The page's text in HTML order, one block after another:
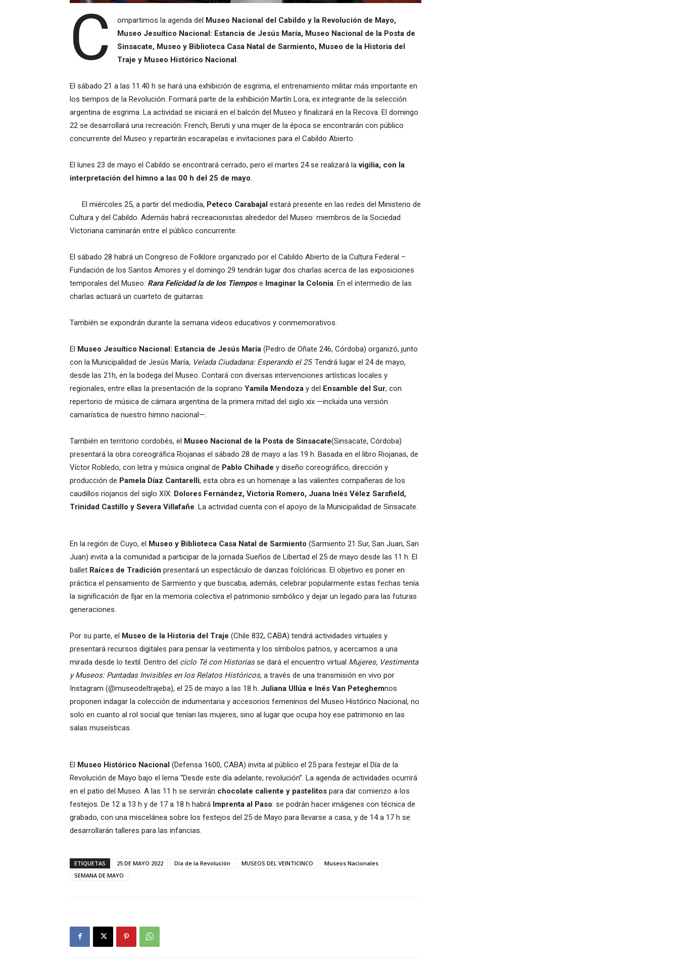
C ompartimos la agenda del Museo Nacional del Cabildo y la Revolución de Mayo,
Museo Jesuítico Nacional: Estancia de Jesús María, Museo Nacional de la Posta de
Sinsacate, Museo y Biblioteca Casa Natal de Sarmiento, Museo de la Historia del
Traje y Museo Histórico Nacional.
El sábado 21 a las 11.40 h se hará una exhibición de esgrima, el entrenamiento militar más importante en
los tiempos de la Revolución. Formará parte de la exhibición Martín Lora, ex integrante de la selección
argentina de esgrima. La actividad se iniciará en el balcón del Museo y finalizará en la Recova. El domingo
22 se desarrollará una recreación: French, Beruti y una mujer de la época se encontrarán con público
concurrente del Museo y repartirán escarapelas e invitaciones para el Cabildo Abierto.
El lunes 23 de mayo el Cabildo se encontrará cerrado, pero el martes 24 se realizará lavigilia, con la
interpretación del himno a las 00 h del 25 de mayo.
El miércoles 25, a partir del mediodía, Peteco Carabajal estará presente en las redes del Ministerio de
Cultura y del Cabildo. Además habrá recreacionistas alrededor del Museo: miembros de la Sociedad
Victoriana caminarán entre el público concurrente.
El sábado 28 habrá un Congreso de Folklore organizado por el Cabildo Abierto de la Cultura Federal –
Fundación de los Santos Amores y el domingo 29 tendrán lugar dos charlas acerca de las exposiciones
temporales del Museo: Rara Felicidad la de los Tiempose Imaginar la Colonia. En el intermedio de las
charlas actuará un cuarteto de guitarras.
También se expondrán durante la semana videos educativos y conmemorativos.
El Museo Jesuítico Nacional: Estancia de Jesús María (Pedro de Oñate 246, Córdoba) organizó, junto
con la Municipalidad de Jesús María, Velada Ciudadana: Esperando el 25. Tendrá lugar el 24 de mayo,
desde las 21h, en la bodega del Museo. Contará con diversas intervenciones artísticas locales y
regionales, entre ellas la presentación de la soprano Yamila Mendoza y del Ensamble del Sur, con
repertorio de música de cámara argentina de la primera mitad del siglo xix —incluida una versión
camarística de nuestro himno nacional—.
También en territorio cordobés, el Museo Nacional de la Posta de Sinsacate(Sinsacate, Córdoba)
presentará la obra coreográfica Riojanas el sábado 28 de mayo a las 19 h. Basada en el libro Riojanas, de
Víctor Robledo, con letra y música original de Pablo Chihade y diseño coreográfico, dirección y
producción de Pamela Díaz Cantarelli, esta obra es un homenaje a las valientes compañeras de los
caudillos riojanos del siglo XIX: Dolores Fernández, Victoria Romero, Juana Inés Vélez Sarsfield,
Trinidad Castillo y Severa Villafañe. La actividad cuenta con el apoyo de la Municipalidad de Sinsacate.
En la región de Cuyo, el Museo y Biblioteca Casa Natal de Sarmiento (Sarmiento 21 Sur, San Juan, San
Juan) invita a la comunidad a participar de la jornada Sueños de Libertad el 25 de mayo desde las 11 h. El
ballet Raíces de Tradición presentará un espectáculo de danzas folclóricas. El objetivo es poner en
práctica el pensamiento de Sarmiento y que buscaba, además, celebrar popularmente estas fechas tenía
la significación de fijar en la memoria colectiva el patrimonio simbólico y dejar un legado para las futuras
generaciones.
Por su parte, el Museo de la Historia del Traje (Chile 832, CABA) tendrá actividades virtuales y
presentará recursos digitales para pensar la vestimenta y los símbolos patrios, y acercarnos a una
mirada desde lo textil. Dentro del ciclo Té con Historiasse dará el encuentro virtual Mujeres, Vestimenta
y Museos: Puntadas Invisibles en los Relatos Históricos, a través de una transmisión en vivo por
Instagram (@museodeltrajeba), el 25 de mayo a las 18 h. Juliana Ullúa e Inés Van Peteghemnos
proponen indagar la colección de indumentaria y accesorios femeninos del Museo Histórico Nacional, no
solo en cuanto al rol social que tenían las mujeres, sino al lugar que ocupa hoy ese patrimonio en las
salas museísticas.
El Museo Histórico Nacional (Defensa 1600, CABA) invita al público el 25 para festejar el Día de la
Revolución de Mayo bajo el lema “Desde este día adelante, revolución”. La agenda de actividades ocurrirá
en el patio del Museo. A las 11 h se servirán chocolate caliente y pastelitos para dar comienzo a los
festejos. De 12 a 13 h y de 17 a 18 h habrá Imprenta al Paso: se podrán hacer imágenes con técnica de
grabado, con una miscelánea sobre los festejos del 25 de Mayo para llevarse a casa, y de 14 a 17 h se
desarrollarán talleres para las infancias.
ETIQUETAS 25 DE MAYO 2022 Día de la Revolución MUSEOS DEL VEINTICINCO
Museos Nacionales
SEMANA DE MAYO